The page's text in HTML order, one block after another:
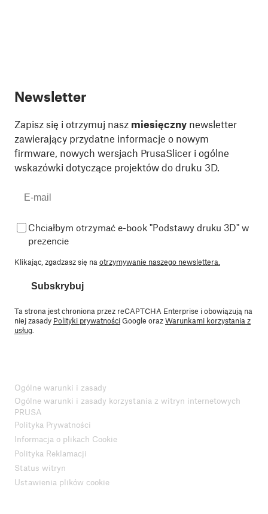
Newsletter
Zapisz się i otrzymuj nasz miesięczny newsletter
zawierający przydatne informacje o nowym
firmware, nowych wersjach PrusaSlicer i ogólne
wskazówki dotyczące projektów do druku 3D.
Chciałbym otrzymać e-book "Podstawy druku 3D" w
prezencie
Klikając, zgadzasz się na otrzymywanie naszego newslettera.
Subskrybuj
Ta strona jest chroniona przez reCAPTCHA Enterprise i obowiązują na
niej zasady Polityki prywatnościGoogle orazWarunkami korzystania z
usług
Ogólne warunki i zasady
Ogólne warunki i zasady korzystania z witryn internetowych
PRUSA
Polityka Prywatności
Informacja o plikach Cookie
Polityka Reklamacji
Status witryn
Ustawienia plików cookie